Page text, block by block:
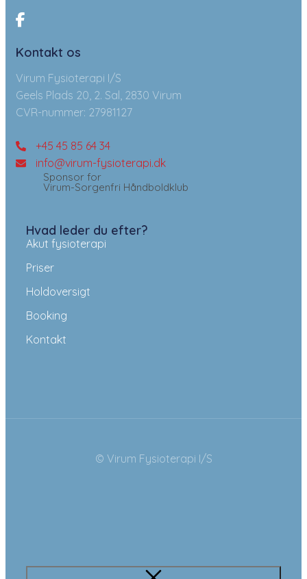
Kontakt os
Virum Fysioterapi I/S
Geels Plads 20, 2. Sal, 2830 Virum
CVR-nummer: 27981127
+45 45 85 64 34
info@virum-fysioterapi.dk
Sponsor for
Virum-Sorgenfri Håndboldklub
Hvad leder du efter?
Akut fysioterapi
Priser
Holdoversigt
Booking
Kontakt
© Virum Fysioterapi I/S